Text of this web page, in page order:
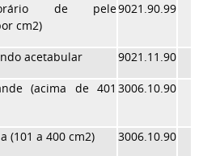
de pele
cm2)
9021.90.99
acetabular 9021.11.90
(acima de 401 3006.10.90
(101 a 400 cm2) 3006.10.90